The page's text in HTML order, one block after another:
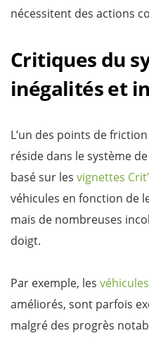
nécessitent des actions
Critiques du
inégalités et
L’un des points de
réside dans le système
basé sur les vignettes
véhicules en fonction de
mais de nombreuses
doigt.
Par exemple, les
améliorés, sont parfois
malgré des progrès